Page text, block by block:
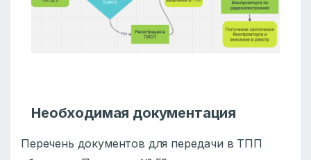
Необходимая документация
Перечень документов для передачи в ТПП